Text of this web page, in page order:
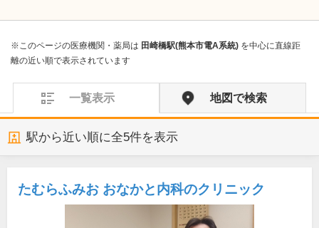
※このページの医療機関・薬局は 田崎橋駅(熊本市電A系統) を中心に直線距
離の近い順で表示されています
一覧表示 地図で検索
駅から近い順に全5件を表示
たむらふみお おなかと内科のクリニック